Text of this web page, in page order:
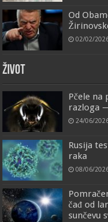
Od
02/02/
ŽIVOT
Pčele na
razloga
24/06/
Rusija
raka
08/06/
čađ od
sunčevu